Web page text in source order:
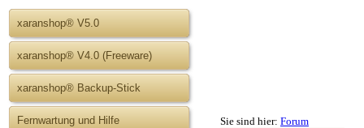
xaranshop® V5.0
xaranshop® V4.0 (Freeware)
xaranshop® Backup-Stick
Fernwartung und Hilfe Sie sind hier: Forum